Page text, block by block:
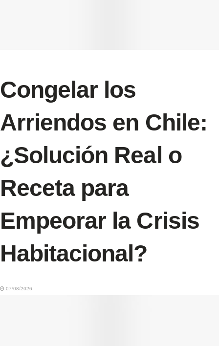
Congelar los
Arriendos en Chile:
¿Solución Real o
Receta para
Empeorar la Crisis
Habitacional?
07/08/2026